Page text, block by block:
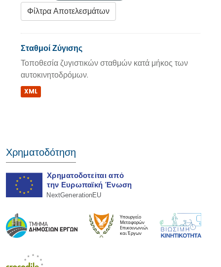
Φίλτρα Αποτελεσμάτων
Σταθμοί Ζύγισης
Τοποθεσία ζυγιστικών σταθμών κατά μήκος των
αυτοκινητοδρόμων.
XML
Χρηματοδότηση